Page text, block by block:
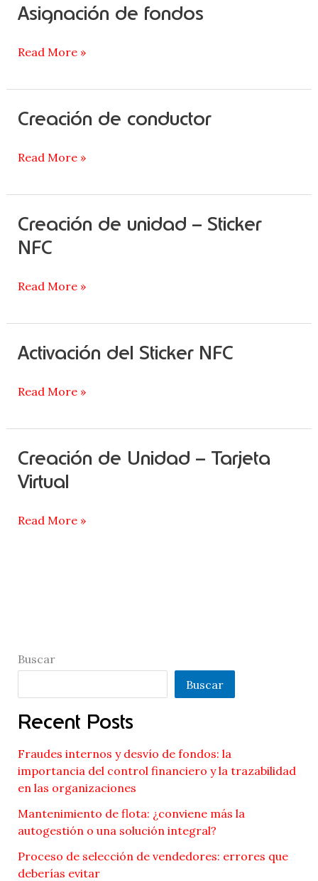
Asignación de fondos
Asignación
fondos
Read More »
Creación de conductor
Creación
conductor
Read More »
Creación de unidad – Sticker
NFC
Creación
de
–
NFC
Read More »
Activación del Sticker NFC
Activación
Sticker
Read More »
Creación de Unidad – Tarjeta
Virtual
Creación
de
–
Read More »
Buscar
Buscar
Recent Posts
Fraudes internos y desvío de fondos: la
importancia del control financiero y la trazabilidad
en las organizaciones
Mantenimiento de flota: ¿conviene más la
autogestión o una solución integral?
Proceso de selección de vendedores: errores que
deberías evitar